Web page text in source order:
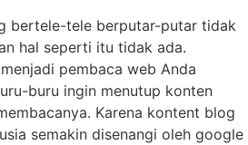
bertele-tele berputar-putar tidak
hal seperti itu tidak ada.
pembaca web Anda
buru ingin menutup konten
Karena kontent blog
semakin disenangi oleh google